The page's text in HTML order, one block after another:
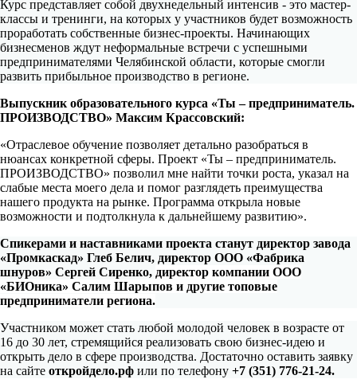
Курс представляет собой двухнедельный интенсив - это мастер-
классы и тренинги, на которых у участников будет возможность
проработать собственные бизнес-проекты. Начинающих
бизнесменов ждут неформальные встречи с успешными
предпринимателями Челябинской области, которые смогли
развить прибыльное производство в регионе.
Выпускник образовательного курса «Ты – предприниматель.
ПРОИЗВОДСТВО» Максим Крассовский:
«Отраслевое обучение позволяет детально разобраться в
нюансах конкретной сферы. Проект «Ты – предприниматель.
ПРОИЗВОДСТВО» позволил мне найти точки роста, указал на
слабые места моего дела и помог разглядеть преимущества
нашего продукта на рынке. Программа открыла новые
возможности и подтолкнула к дальнейшему развитию».
Спикерами и наставниками проекта станут директор завода
«Промкаскад» Глеб Белич, директор ООО «Фабрика
шнуров» Сергей Сиренко, директор компании ООО
«БИОника» Салим Шарыпов и другие топовые
предприниматели региона.
Участником может стать любой молодой человек в возрасте от
16 до 30 лет, стремящийся реализовать свою бизнес-идею и
открыть дело в сфере производства. Достаточно оставить заявку
на сайте откройдело.рф или по телефону +7 (351) 776-21-24.